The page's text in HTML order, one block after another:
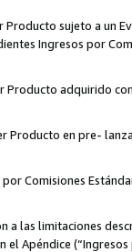
Producto sujeto a un
Ingresos por
Producto adquirido
Producto en pre-
por Comisiones
a las limitaciones
el Apéndice